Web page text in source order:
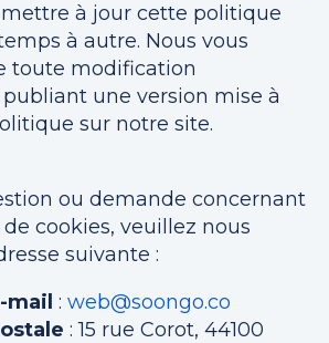
à jour cette politique
à autre. Nous vous
toute modification
une version mise à
sur notre site.
ou demande concernant
cookies, veuillez nous
suivante :
: web@soongo.co
: 15 rue Corot, 44100